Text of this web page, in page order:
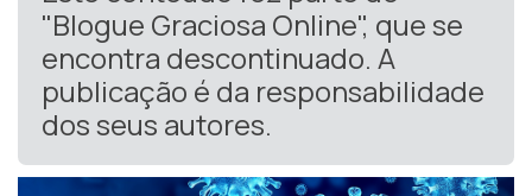
"Blogue Graciosa Online", que se
encontra descontinuado. A
publicação é da responsabilidade
dos seus autores.